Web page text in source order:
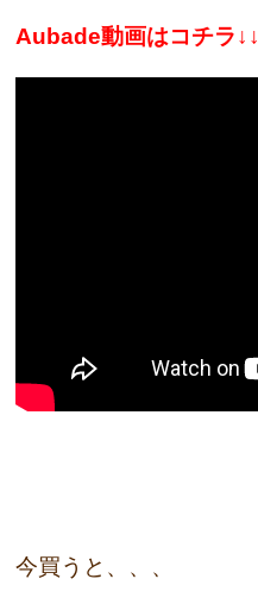
Aubade動画はコチラ↓↓
今買うと、、、